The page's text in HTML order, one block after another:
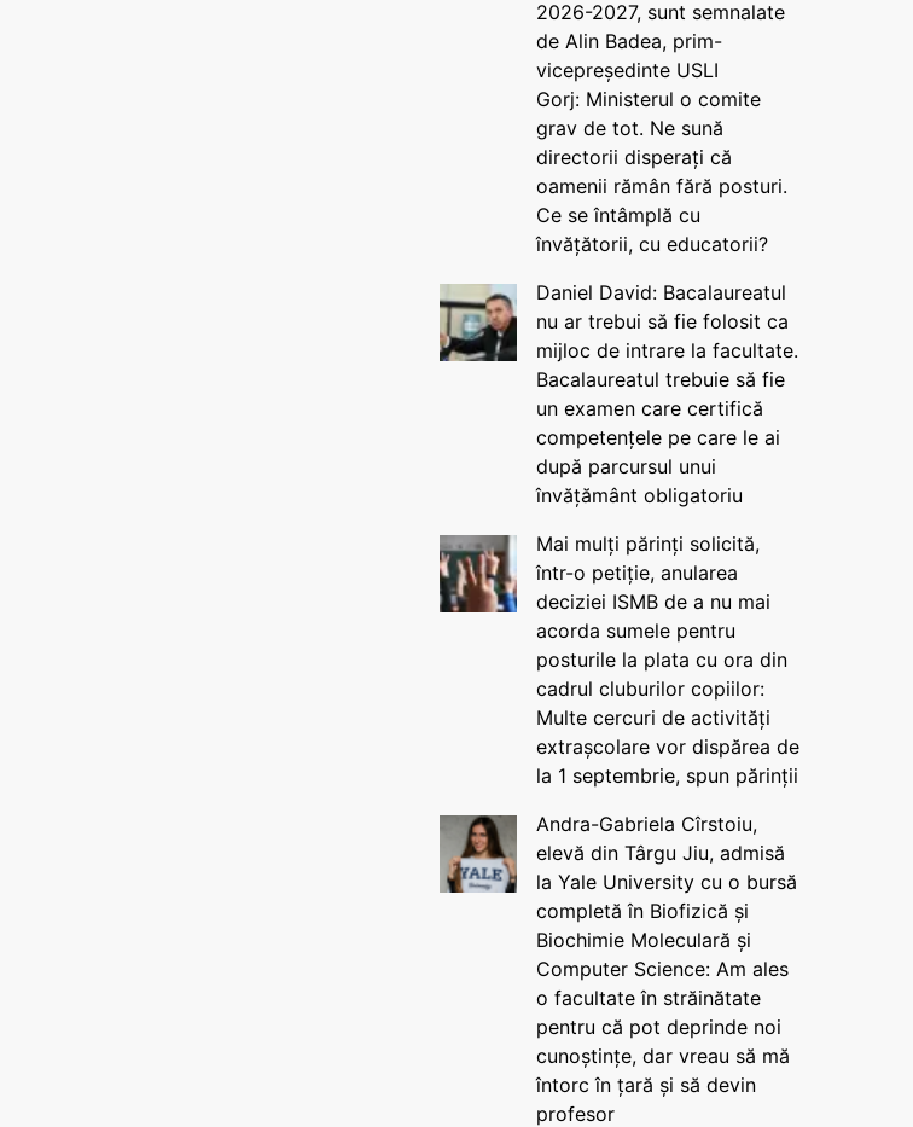
2026-2027, sunt semnalate
de Alin Badea, prim-
vicepreședinte USLI
Gorj: Ministerul o comite
grav de tot. Ne sună
directorii disperați că
oamenii rămân fără posturi.
Ce se întâmplă cu
învățătorii, cu educatorii?
Daniel David: Bacalaureatul
nu ar trebui să fie folosit ca
mijloc de intrare la facultate.
Bacalaureatul trebuie să fie
un examen care certifică
competențele pe care le ai
după parcursul unui
învățământ obligatoriu
Mai mulți părinți solicită,
într-o petiție, anularea
deciziei ISMB de a nu mai
acorda sumele pentru
posturile la plata cu ora din
cadrul cluburilor copiilor:
Multe cercuri de activități
extrașcolare vor dispărea de
la 1 septembrie, spun părinții
Andra-Gabriela Cîrstoiu,
elevă din Târgu Jiu, admisă
la Yale University cu o bursă
completă în Biofizică și
Biochimie Moleculară și
Computer Science: Am ales
o facultate în străinătate
pentru că pot deprinde noi
cunoștințe, dar vreau să mă
întorc în țară și să devin
profesor